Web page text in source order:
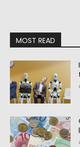
MOST READ